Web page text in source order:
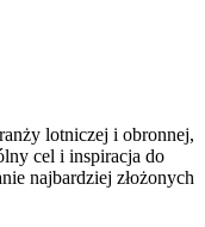
lotniczej i obronnej,
cel i inspiracja do
najbardziej złożonych